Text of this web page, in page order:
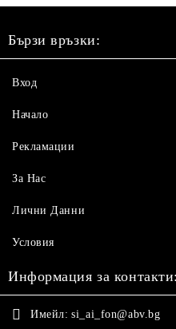
Бързи връзки:
Вход
Начало
Рекламации
За Нас
Лични Данни
Условия
Информация за контакти:
Имейл: si_ai_fon@abv.bg